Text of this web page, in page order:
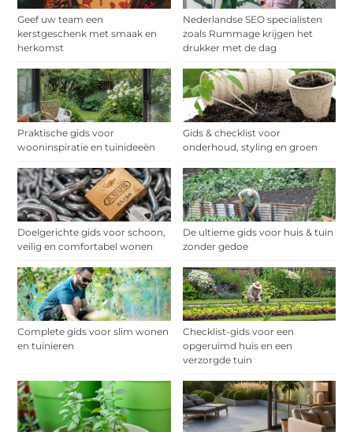
Geef uw team een
kerstgeschenk met smaak en
herkomst
Nederlandse SEO specialisten
zoals Rummage krijgen het
drukker met de dag
Praktische gids voor
wooninspiratie en tuinideeën
Gids & checklist voor
onderhoud, styling en groen
Doelgerichte gids voor schoon,
veilig en comfortabel wonen
De ultieme gids voor huis & tuin
zonder gedoe
Complete gids voor slim wonen
en tuinieren
Checklist-gids voor een
opgeruimd huis en een
verzorgde tuin